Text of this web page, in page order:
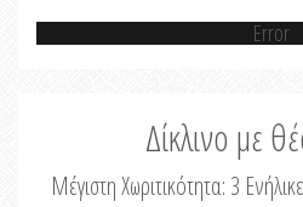
Error
Δίκλινο με
Μέγιστη Χωριτικότητα: 3